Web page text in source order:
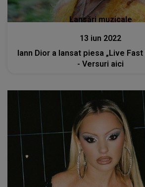
Lansări muzicale
13 iun 2022
Iann Dior a lansat piesa „Live Fast
- Versuri aici